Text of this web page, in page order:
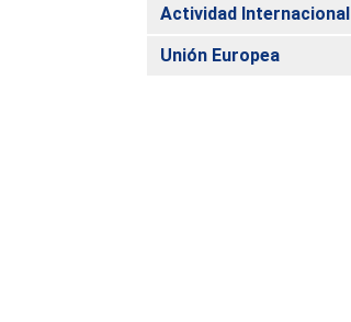
Actividad Internacional
Unión Europea